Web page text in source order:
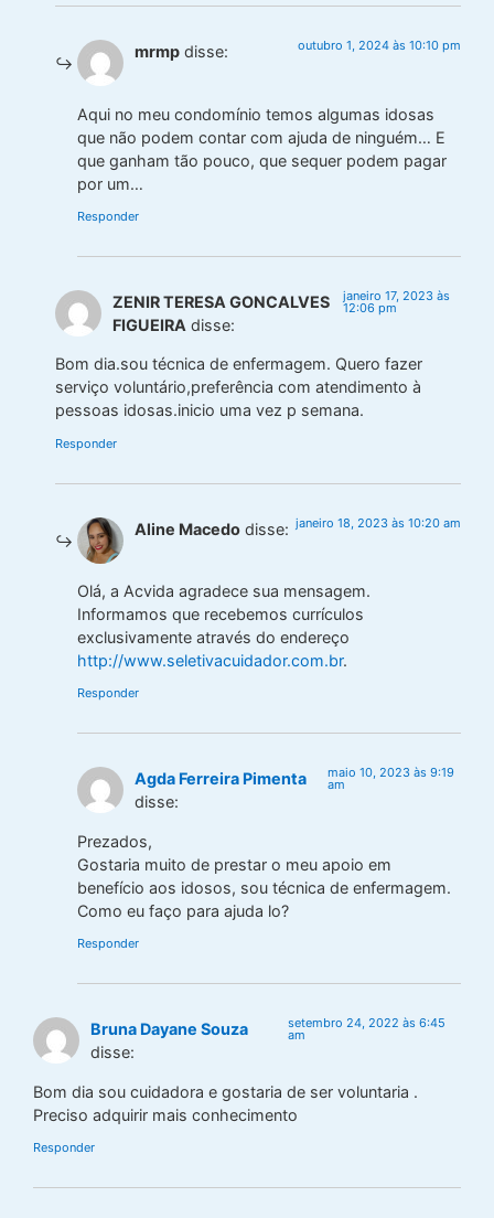
mrmp disse: outubro 1, 2024 às 10:10 pm
Aqui no meu condomínio temos algumas idosas
que não podem contar com ajuda de ninguém… E
que ganham tão pouco, que sequer podem pagar
por um…
Responder
ZENIR TERESA GONCALVES
FIGUEIRA disse:
janeiro 17, 2023 às
12:06 pm
Bom dia.sou técnica de enfermagem. Quero fazer
serviço voluntário,preferência com atendimento à
pessoas idosas.inicio uma vez p semana.
Responder
Aline Macedo disse: janeiro 18, 2023 às 10:20 am
Olá, a Acvida agradece sua mensagem.
Informamos que recebemos currículos
exclusivamente através do endereço
http://www.seletivacuidador.com.br.
Responder
Agda Ferreira Pimenta
disse:
maio 10, 2023 às 9:19
am
Prezados,
Gostaria muito de prestar o meu apoio em
benefício aos idosos, sou técnica de enfermagem.
Como eu faço para ajuda lo?
Responder
Bruna Dayane Souza
disse:
setembro 24, 2022 às 6:45
am
Bom dia sou cuidadora e gostaria de ser voluntaria .
Preciso adquirir mais conhecimento
Responder